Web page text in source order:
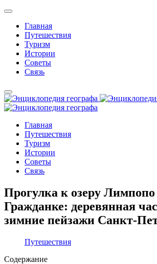
Главная
Путешествия
Туризм
Истории
Советы
Связь
Главная
Путешествия
Туризм
Истории
Советы
Связь
Прогулка к озеру
Гражданке: деревянная
зимние пейзажи Санкт-
Путешествия
Содержание